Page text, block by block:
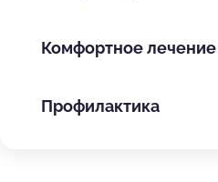
Комфортное лечение
Профилактика